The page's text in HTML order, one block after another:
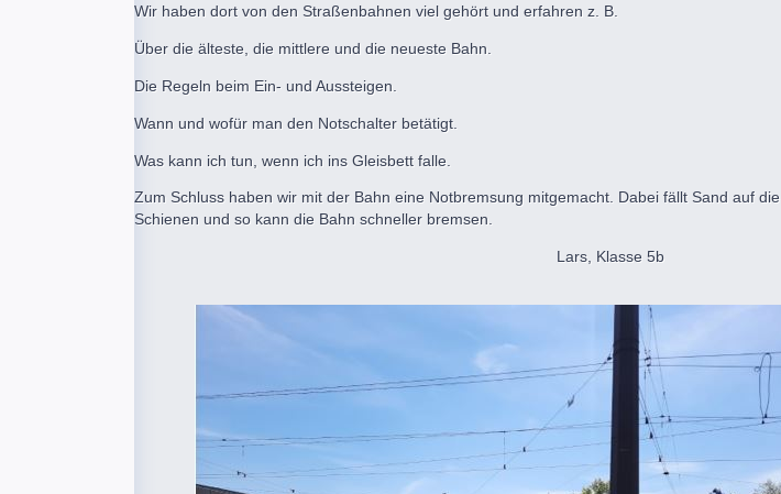
Wir haben dort von den Straßenbahnen viel gehört und erfahren z. B.
Über die älteste, die mittlere und die neueste Bahn.
Die Regeln beim Ein- und Aussteigen.
Wann und wofür man den Notschalter betätigt.
Was kann ich tun, wenn ich ins Gleisbett falle.
Zum Schluss haben wir mit der Bahn eine Notbremsung mitgemacht. Dabei fällt Sand auf die
Schienen und so kann die Bahn schneller bremsen.
Lars, Klasse 5b